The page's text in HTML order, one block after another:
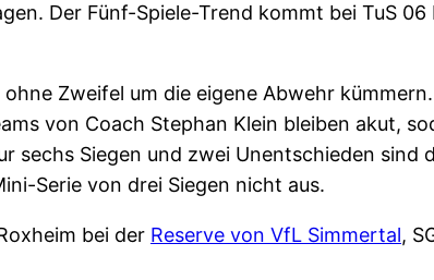
Der Fünf-Spiele-Trend kommt bei TuS
Zweifel um die eigene Abwehr
von Coach Stephan Klein bleiben akut,
sechs Siegen und zwei Unentschieden sind
Serie von drei Siegen nicht aus.
bei der Reserve von VfL Simmertal,